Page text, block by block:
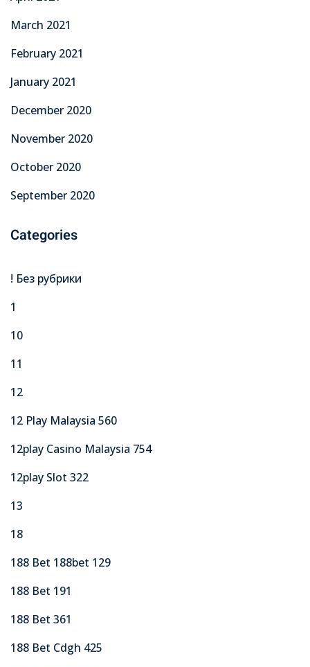
March 2021
February 2021
January 2021
December 2020
November 2020
October 2020
September 2020
Categories
! Без рубрики
1
10
11
12
12 Play Malaysia 560
12play Casino Malaysia 754
12play Slot 322
13
18
188 Bet 188bet 129
188 Bet 191
188 Bet 361
188 Bet Cdgh 425